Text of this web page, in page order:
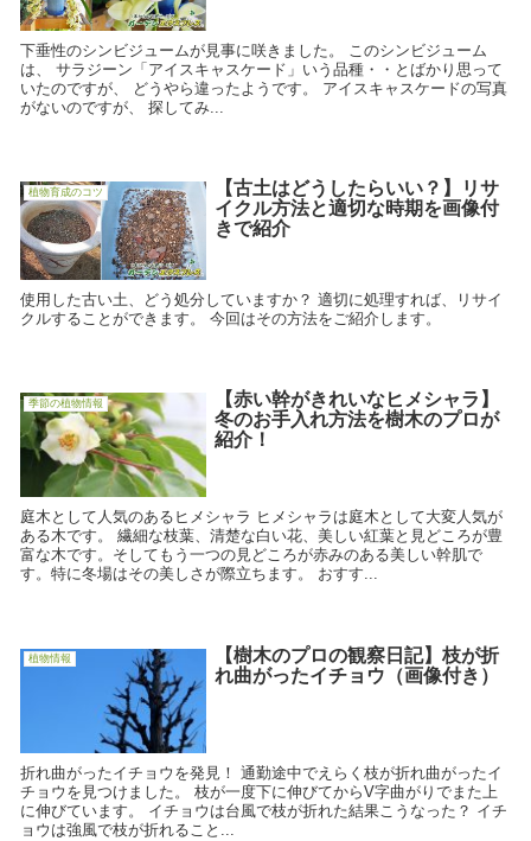
下垂性のシンビジュームが見事に咲きました。 このシンビジューム
は、 サラジーン「アイスキャスケード」いう品種・・とばかり思って
いたのですが、 どうやら違ったようです。 アイスキャスケードの写真
がないのですが、 探してみ...
植物育成のコツ
【古土はどうしたらいい？】リサ
イクル方法と適切な時期を画像付
きで紹介
使用した古い土、どう処分していますか？ 適切に処理すれば、リサイ
クルすることができます。 今回はその方法をご紹介します。
季節の植物情報
【赤い幹がきれいなヒメシャラ】
冬のお手入れ方法を樹木のプロが
紹介！
庭木として人気のあるヒメシャラ ヒメシャラは庭木として大変人気が
ある木です。 繊細な枝葉、清楚な白い花、美しい紅葉と見どころが豊
富な木です。そしてもう一つの見どころが赤みのある美しい幹肌で
す。特に冬場はその美しさが際立ちます。 おすす...
植物情報
【樹木のプロの観察日記】枝が折
れ曲がったイチョウ（画像付き）
折れ曲がったイチョウを発見！ 通勤途中でえらく枝が折れ曲がったイ
チョウを見つけました。 枝が一度下に伸びてからV字曲がりでまた上
に伸びています。 イチョウは台風で枝が折れた結果こうなった？ イチ
ョウは強風で枝が折れること...